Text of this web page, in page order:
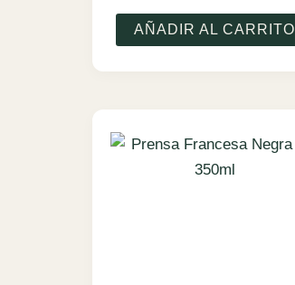
AÑADIR AL CARRITO